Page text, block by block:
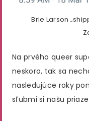
Brie Larson
Na prvého queer
neskoro, tak sa
nasledujúce roky
sľubmi si našu